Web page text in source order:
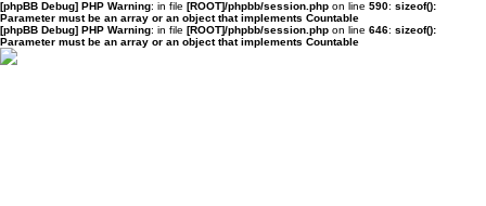
[phpBB Debug] PHP Warning: in file [ROOT]/phpbb/session.php on line 590: sizeof():
Parameter must be an array or an object that implements Countable
[phpBB Debug] PHP Warning: in file [ROOT]/phpbb/session.php on line 646: sizeof():
Parameter must be an array or an object that implements Countable